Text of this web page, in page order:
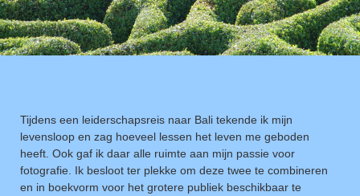
Tijdens een leiderschapsreis naar Bali tekende ik mijn
levensloop en zag hoeveel lessen het leven me geboden
heeft. Ook gaf ik daar alle ruimte aan mijn passie voor
fotografie. Ik besloot ter plekke om deze twee te combineren
en in boekvorm voor het grotere publiek beschikbaar te